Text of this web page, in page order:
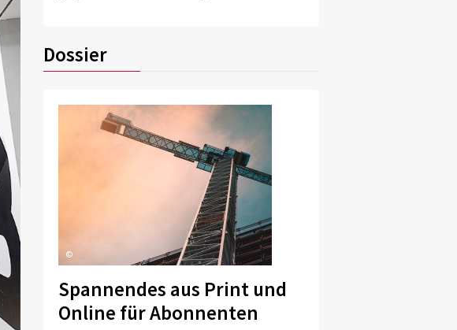
Dossier
©
Spannendes aus Print und
Online für Abonnenten